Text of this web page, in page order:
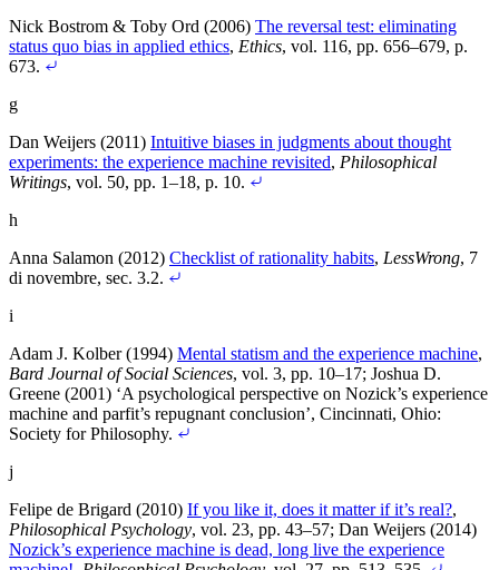
Nick Bostrom & Toby Ord (2006) The reversal test: eliminating
status quo bias in applied ethics, Ethics, vol. 116, pp. 656–679, p.
673.
g
Dan Weijers (2011) Intuitive biases in judgments about thought
experiments: the experience machine revisited, Philosophical
Writings, vol. 50, pp. 1–18, p. 10.
h
Anna Salamon (2012) Checklist of rationality habits, LessWrong, 7
di novembre, sec. 3.2.
i
Adam J. Kolber (1994) Mental statism and the experience machine,
Bard Journal of Social Sciences, vol. 3, pp. 10–17; Joshua D.
Greene (2001) ‘A psychological perspective on Nozick’s experience
machine and parfit’s repugnant conclusion’, Cincinnati, Ohio:
Society for Philosophy.
j
Felipe de Brigard (2010) If you like it, does it matter if it’s real?,
Philosophical Psychology, vol. 23, pp. 43–57; Dan Weijers (2014)
Nozick’s experience machine is dead, long live the experience